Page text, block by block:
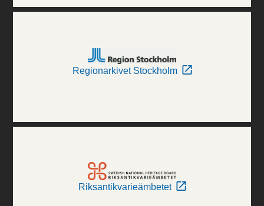
Regionarkivet Stockholm
Riksantikvarieämbetet